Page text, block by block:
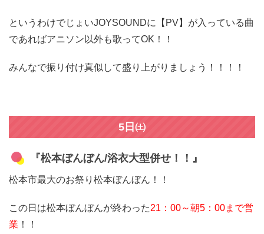
というわけでじょいJOYSOUNDに【PV】が入っている曲
であればアニソン以外も歌ってOK！！
みんなで振り付け真似して盛り上がりましょう！！！！
5日㈯
『松本ぼんぼん/浴衣大型併せ！！』
松本市最大のお祭り松本ぼんぼん！！
この日は松本ぼんぼんが終わった21：00～朝5：00まで営
業 ！！